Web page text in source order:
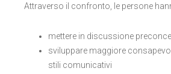
Attraverso il confronto, le persone
mettere in discussione
sviluppare maggiore
stili comunicativi